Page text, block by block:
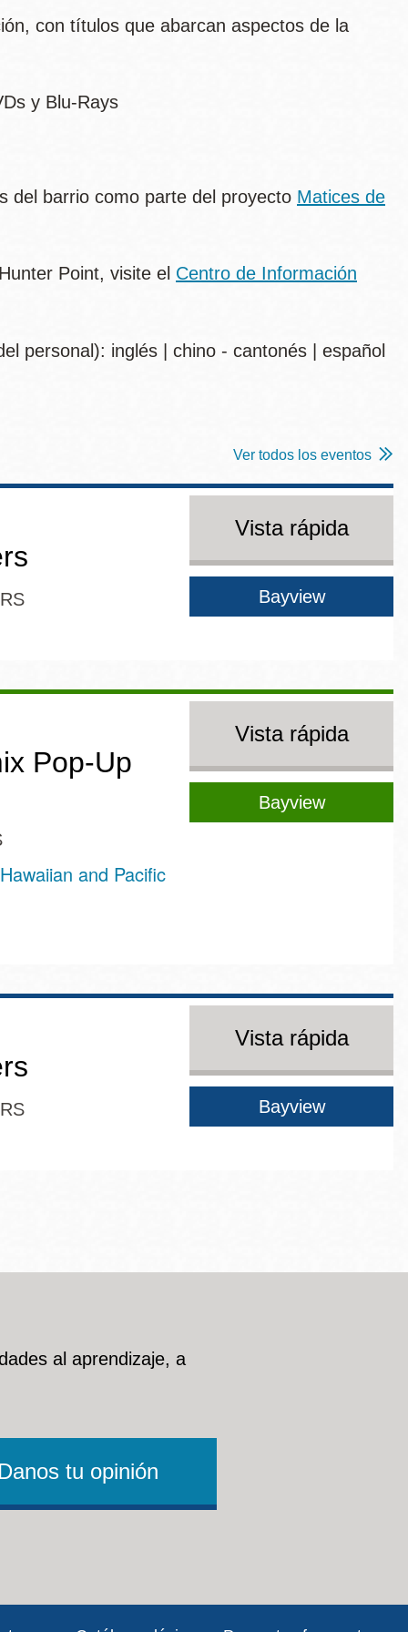
con títulos que abarcan aspectos de la
y Blu-Rays
del barrio como parte del proyecto Matices de
Point, visite el Centro de Información
personal): inglés | chino - cantonés | español
Ver todos los eventos
Vista rápida
Bayview
Pop-Up
and Pacific
Vista rápida
Bayview
Vista rápida
Bayview
al aprendizaje, a
tu opinión